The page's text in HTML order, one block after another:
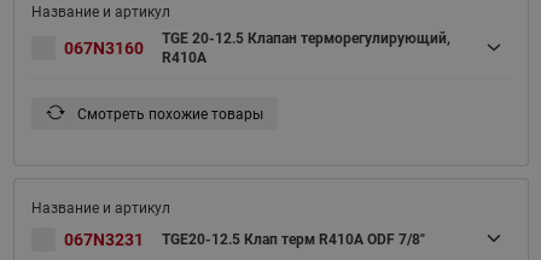
067N3160
TGE 20-12.5 Клапан терморегулирующий,
R410A
Смотреть похожие товары
067N3231 TGE20-12.5 Клап терм R410A ODF 7/8"